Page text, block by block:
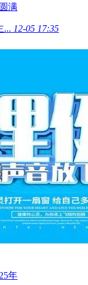
满
... 12-05 17:35
年